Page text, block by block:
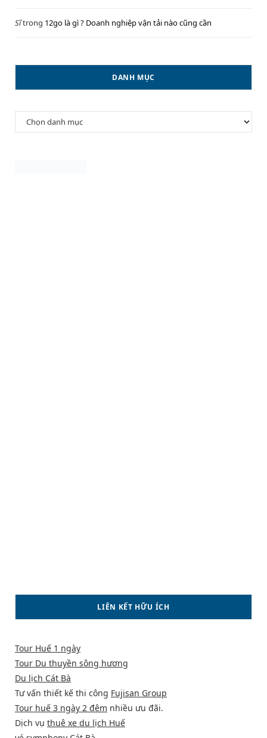
Sĩtrong 12go là gì ? Doanh nghiệp vận tải nào cũng cần
DANH MỤC
Danh
mục
LIÊN KẾT HỮU ÍCH
Tour Huế 1 ngày
Tour Du thuyền sông hương
Du lịch Cát Bà
Tư vấn thiết kế thi công Fujisan Group
Tour huế 3 ngày 2 đêm nhiều ưu đãi.
Dịch vụ thuê xe du lịch Huế